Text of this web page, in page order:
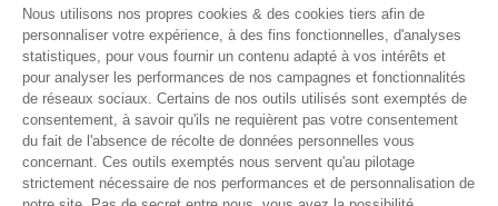
Mentions légales
RÉSEAUX SOCIAUX
Facebook
Instagram